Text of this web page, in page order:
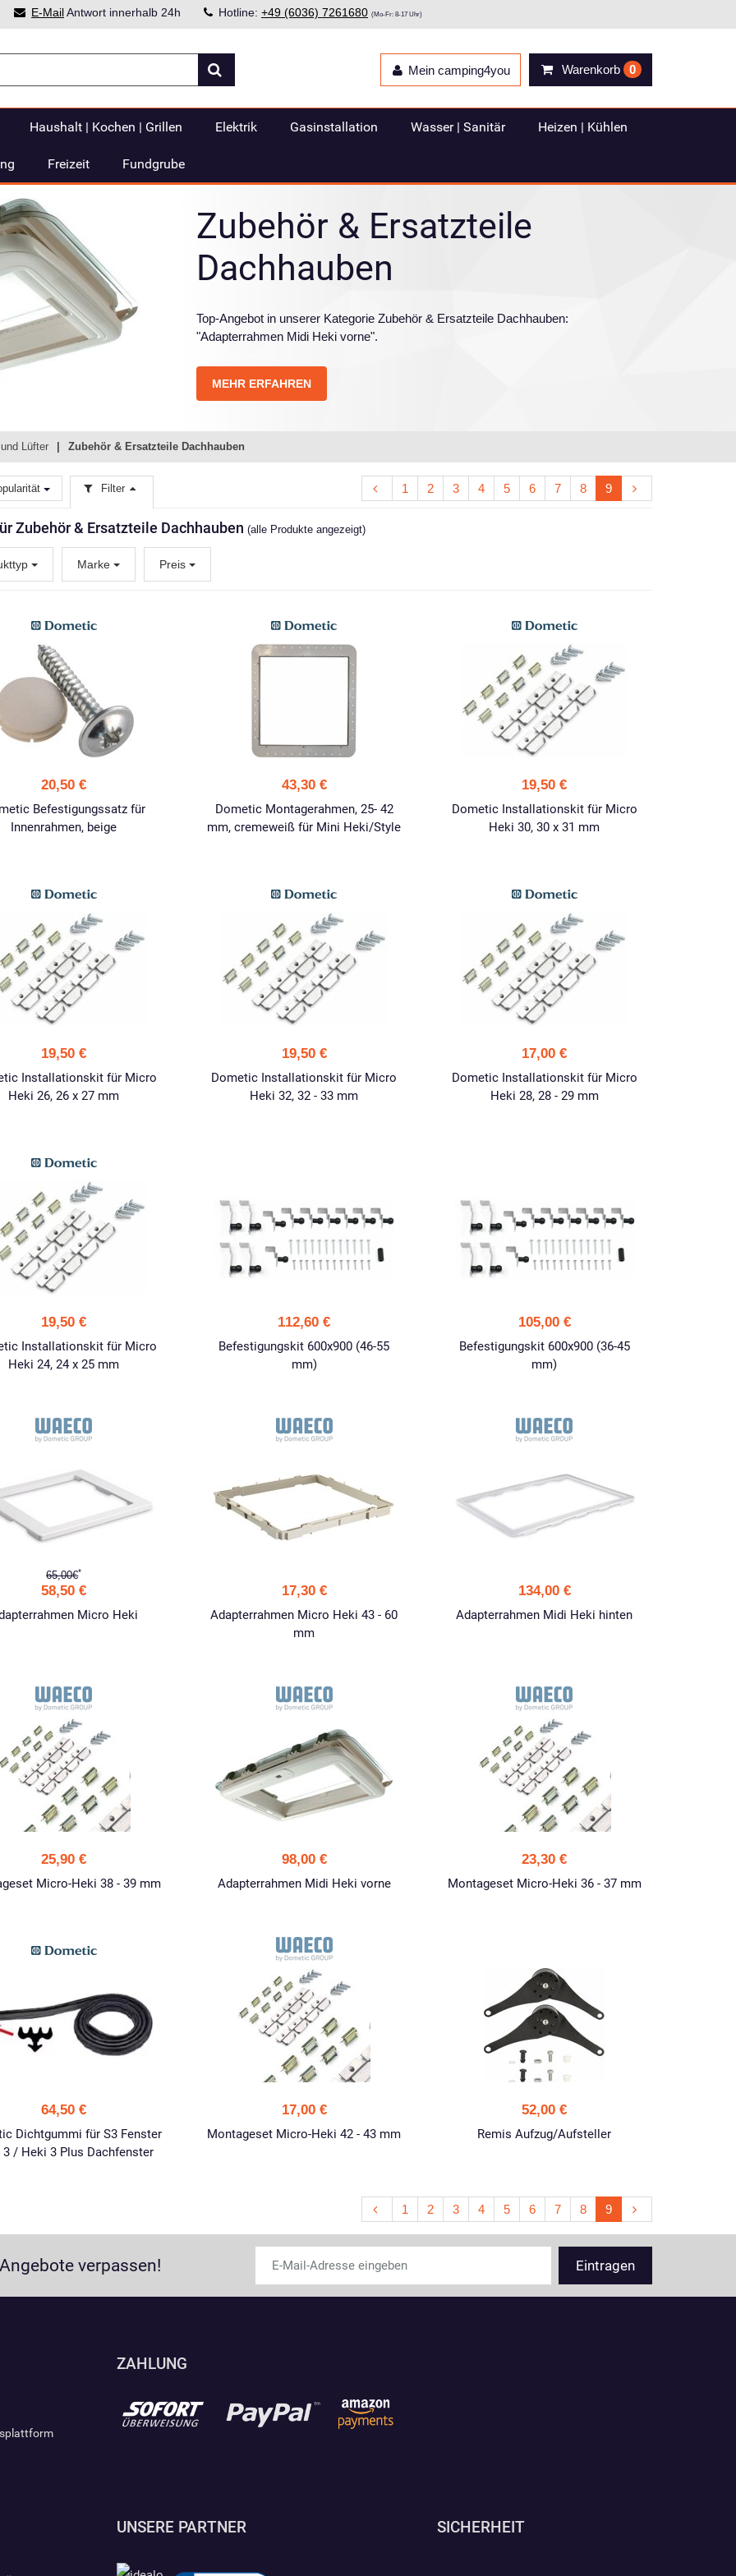
E-MailAntwort innerhalb 24h Hotline: +49 (6036) 7261680 (Mo-Fr: 8-17 Uhr)
Warenkorb 0
Mein camping4you
Haushalt | Kochen | Grillen Elektrik Gasinstallation Wasser | Sanitär Heizen | Kühlen
Freizeit Fundgrube
Zubehör & Ersatzteile
Dachhauben
Top-Angebot in unserer Kategorie Zubehör & Ersatzteile Dachhauben:
"Adapterrahmen Midi Heki vorne".
MEHR ERFAHREN
Lüfter Zubehör & Ersatzteile Dachhauben
1 2 3 4 5 6 7 8 9
Filter
Zubehör & Ersatzteile Dachhauben (alle Produkte angezeigt)
Marke Preis
20,50 €
Befestigungssatz für
Innenrahmen, beige
43,30 €
Dometic Montagerahmen, 25- 42
mm, cremeweiß für Mini Heki/Style
19,50 €
Dometic Installationskit für Micro
Heki 30, 30 x 31 mm
19,50 €
Installationskit für Micro
Heki 26, 26 x 27 mm
19,50 €
Dometic Installationskit für Micro
Heki 32, 32 - 33 mm
17,00 €
Dometic Installationskit für Micro
Heki 28, 28 - 29 mm
19,50 €
Installationskit für Micro
Heki 24, 24 x 25 mm
112,60 €
Befestigungskit 600x900 (46-55
mm)
105,00 €
Befestigungskit 600x900 (36-45
mm)
65,00€*
58,50 €
Micro Heki
17,30 €
Adapterrahmen Micro Heki 43 - 60
mm
134,00 €
Adapterrahmen Midi Heki hinten
25,90 €
Micro-Heki 38 - 39 mm
98,00 €
Adapterrahmen Midi Heki vorne
23,30 €
Montageset Micro-Heki 36 - 37 mm
64,50 €
Dichtgummi für S3 Fenster
/ Heki 3 Plus Dachfenster
17,00 €
Montageset Micro-Heki 42 - 43 mm
52,00 €
Remis Aufzug/Aufsteller
1 2 3 4 5 6 7 8 9
verpassen!
ZAHLUNG
UNSERE PARTNER SICHERHEIT